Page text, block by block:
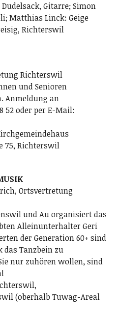
Gitarre; ­Simon
Matthias Linck: Geige
Richterswil
Richterswil
und Senioren
Anmeldung an
52 oder per E-Mail:
75, Richterswil
Ortsvertretung
und Au organisiert das
Alleinunterhalter Geri
der Generation 60+ sind
das Tanzbein zu
nur zuhören wollen, sind
(oberhalb Tuwag-Areal